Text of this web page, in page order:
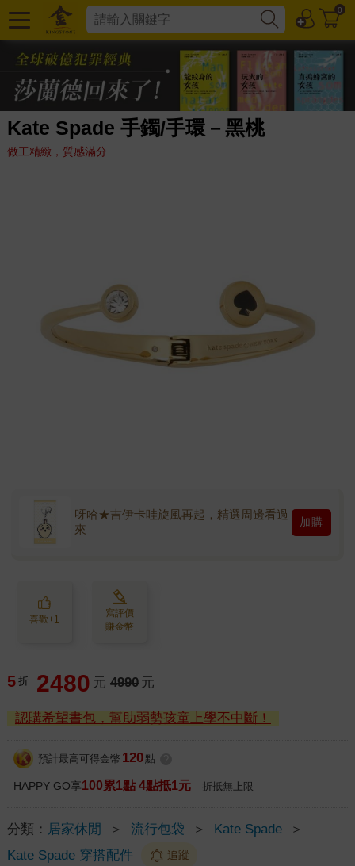
0
Kate Spade 手鐲/手環－黑桃
做工精緻，質感滿分
呀哈★吉伊卡哇旋風再起，精選周邊看過
來
加購
喜歡+1
寫評價
賺金幣
5 折 2480 元 4990 元
認購希望書包，幫助弱勢孩童上學不中斷！
預計最高可得金幣 120 點
HAPPY GO享100累1點 4點抵1元 折抵無上限
分類： 居家休閒 ＞ 流行包袋 ＞ Kate Spade
＞
Kate Spade 穿搭配件
追蹤